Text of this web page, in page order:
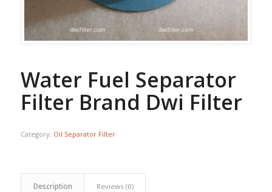
Water Fuel Separator
Filter Brand Dwi Filter
Category: Oil Separator Filter
Description Reviews (0)